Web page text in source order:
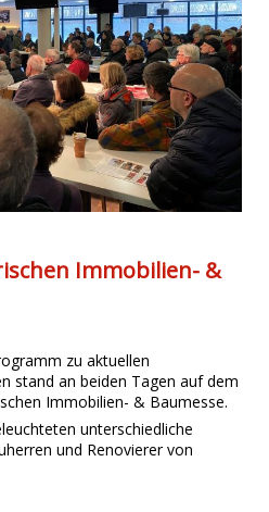
Immobilien- &
zu aktuellen
stand an beiden Tagen auf dem
Immobilien- & Baumesse.
unterschiedliche
und Renovierer von